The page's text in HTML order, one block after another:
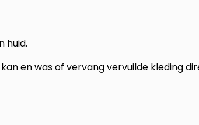
huid.
en was of vervang vervuilde kleding